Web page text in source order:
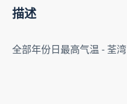
描述
全部年份日最高气温 - 荃湾